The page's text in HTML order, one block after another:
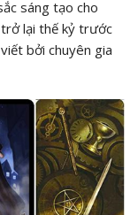
sáng tạo cho
lại thế kỷ trước
bởi chuyên gia